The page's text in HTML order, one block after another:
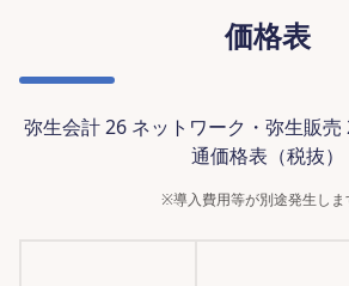
価格表
弥生会計 26 ネットワーク・弥生販
通価格表（税抜）
※導入費用等が別途発生しま